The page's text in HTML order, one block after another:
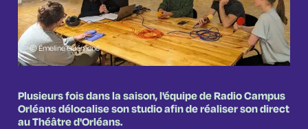
© Émeline Guémené
Plusieurs fois dans la saison, l'équipe de Radio Campus
Orléans délocalise son studio afin de réaliser son direct
au Théâtre d'Orléans.